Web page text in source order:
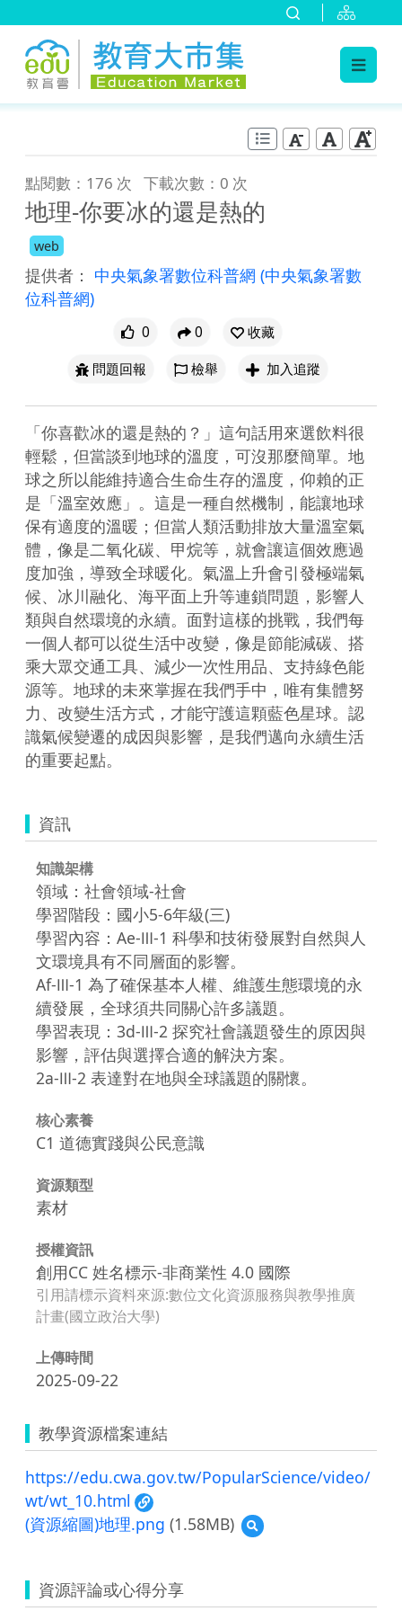
點閱數：176 次 下載次數：0 次
地理-你要冰的還是熱的
web
提供者： 中央氣象署數位科普網 (中央氣象署數
位科普網)
0 0
收藏
問題回報
檢舉 加入追蹤
「你喜歡冰的還是熱的？」這句話用來選飲料很
輕鬆，但當談到地球的溫度，可沒那麼簡單。地
球之所以能維持適合生命生存的溫度，仰賴的正
是「溫室效應」。這是一種自然機制，能讓地球
保有適度的溫暖；但當人類活動排放大量溫室氣
體，像是二氧化碳、甲烷等，就會讓這個效應過
度加強，導致全球暖化。氣溫上升會引發極端氣
候、冰川融化、海平面上升等連鎖問題，影響人
類與自然環境的永續。面對這樣的挑戰，我們每
一個人都可以從生活中改變，像是節能減碳、搭
乘大眾交通工具、減少一次性用品、支持綠色能
源等。地球的未來掌握在我們手中，唯有集體努
力、改變生活方式，才能守護這顆藍色星球。認
識氣候變遷的成因與影響，是我們邁向永續生活
資訊
知識架構
領域：社會領域-社會
學習階段：國小5-6年級(三)
學習內容：Ae-Ⅲ-1 科學和技術發展對自然與人
文環境具有不同層面的影響。
Af-Ⅲ-1 為了確保基本人權、維護生態環境的永
續發展，全球須共同關心許多議題。
學習表現：3d-Ⅲ-2 探究社會議題發生的原因與
影響，評估與選擇合適的解決方案。
2a-Ⅲ-2 表達對在地與全球議題的關懷。
核心素養
C1 道德實踐與公民意識
資源類型
素材
授權資訊
創用CC 姓名標示-非商業性 4.0 國際
引用請標示資料來源:數位文化資源服務與教學推廣
計畫(國立政治大學)
上傳時間
2025-09-22
教學資源檔案連結
https://edu.cwa.gov.tw/PopularScience/video/
wt/wt_10.html
(資源縮圖)地理.png (1.58MB)
預
覽
資源評論或心得分享